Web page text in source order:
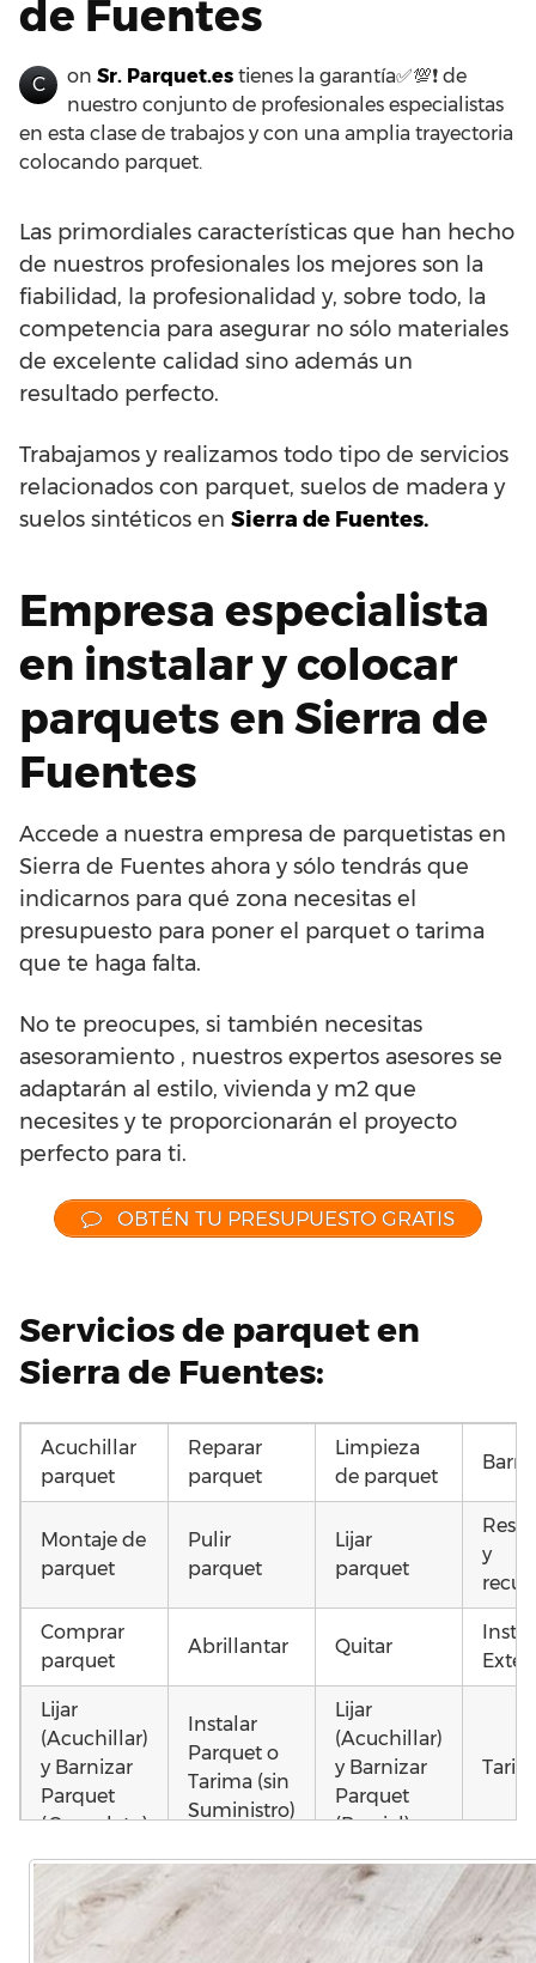
de Fuentes
C on Sr. Parquet.es tienes la garantía✅💯❗ de
nuestro conjunto de profesionales especialistas
en esta clase de trabajos y con una amplia trayectoria
colocando parquet.
Las primordiales características que han hecho
de nuestros profesionales los mejores son la
fiabilidad, la profesionalidad y, sobre todo, la
competencia para asegurar no sólo materiales
de excelente calidad sino además un
resultado perfecto.
Trabajamos y realizamos todo tipo de servicios
relacionados con parquet, suelos de madera y
suelos sintéticos en Sierra de Fuentes.
Empresa especialista
en instalar y colocar
parquets en Sierra de
Fuentes
Accede a nuestra empresa de parquetistas en
Sierra de Fuentes ahora y sólo tendrás que
indicarnos para qué zona necesitas el
presupuesto para poner el parquet o tarima
que te haga falta.
No te preocupes, si también necesitas
asesoramiento , nuestros expertos asesores se
adaptarán al estilo, vivienda y m2 que
necesites y te proporcionarán el proyecto
perfecto para ti.
OBTÉN TU PRESUPUESTO GRATIS
Servicios de parquet en
Sierra de Fuentes:
Acuchillar
parquet
Reparar
parquet
Limpieza
de parquet
Montaje de
parquet
Pulir
parquet
Lijar
parquet
y
Comprar
parquet
Abrillantar Quitar
Lijar
(Acuchillar)
y Barnizar
Parquet
(Completo)
Instalar
Parquet o
Tarima (sin
Suministro)
Lijar
(Acuchillar)
y Barnizar
Parquet
(Parcial)
Colocar
parquet o
Tarima
Instalar
parquet o
Montar
parquet o